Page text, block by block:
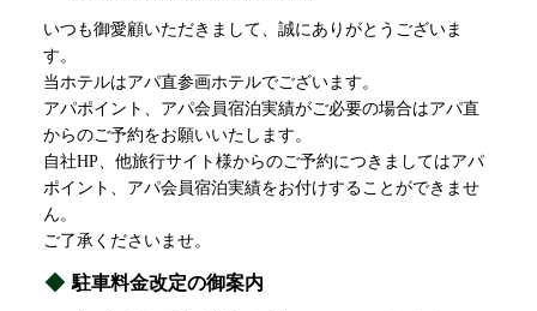
いつも御愛顧いただきまして、誠にありがとうございま
す。
当ホテルはアパ直参画ホテルでございます。
アパポイント、アパ会員宿泊実績がご必要の場合はアパ直
からのご予約をお願いいたします。
自社HP、他旅行サイト様からのご予約につきましてはアパ
ポイント、アパ会員宿泊実績をお付けすることができませ
ん。
ご了承くださいませ。
駐車料金改定の御案内